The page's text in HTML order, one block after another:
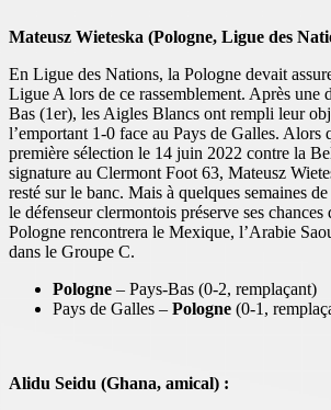
Mateusz Wieteska (Pologne, Ligue des
En Ligue des Nations, la Pologne devait
Ligue A lors de ce rassemblement. Après une
Bas (1er), les Aigles Blancs ont rempli leur
l’emportant 1-0 face au Pays de Galles. Alors
première sélection le 14 juin 2022 contre la
signature au Clermont Foot 63, Mateusz
resté sur le banc. Mais à quelques semaines
le défenseur clermontois préserve ses
Pologne rencontrera le Mexique, l’Arabie
dans le Groupe C.
Pologne – Pays-Bas (0-2, remplaçant)
Pays de Galles – Pologne (0-1,
Alidu Seidu (Ghana, amical) :